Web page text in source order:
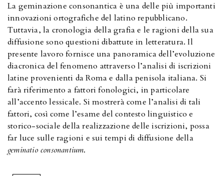
La geminazione consonantica è una delle più importanti
innovazioni ortografiche del latino repubblicano.
Tuttavia, la cronologia della grafia e le ragioni della sua
diffusione sono questioni dibattute in letteratura. Il
presente lavoro fornisce una panoramica dell’evoluzione
diacronica del fenomeno attraverso l’analisi di iscrizioni
latine provenienti da Roma e dalla penisola italiana. Si
farà riferimento a fattori fonologici, in particolare
all’accento lessicale. Si mostrerà come l’analisi di tali
fattori, così come l’esame del contesto linguistico e
storico-sociale della realizzazione delle iscrizioni, possa
far luce sulle ragioni e sui tempi di diffusione della
geminatio consonantium.